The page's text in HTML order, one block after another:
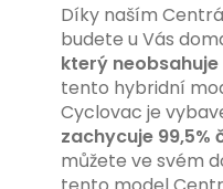
Díky naším
budete u Vás
který
tento hybridní
Cyclovac je
zachycuje 99,5%
můžete ve svém